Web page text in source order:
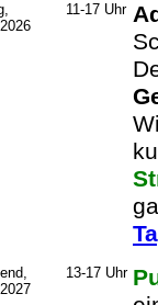
11-17 Uhr
13-17 Uhr